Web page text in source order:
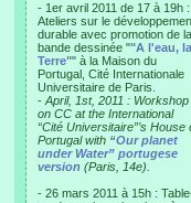
- 1er avril 2011 de 17 à 19h :
Ateliers sur le
durable avec promotion de la
bande dessinée ""A l'eau, la
Terre"" à la Maison du
Portugal, Cité Internationale
Universitaire de Paris.
- April, 1st, 2011 : Workshop
on CC at the International
“Cité Universitaire”’s House
Portugal with “Our planet
under Water” portugese
version (Paris, 14e).
- 26 mars 2011 à 15h :